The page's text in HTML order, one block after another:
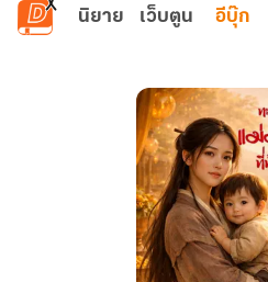
ข้ามไปยังเนื้อหาหลัก
นิยาย เว็บตูน อีบุ๊ก